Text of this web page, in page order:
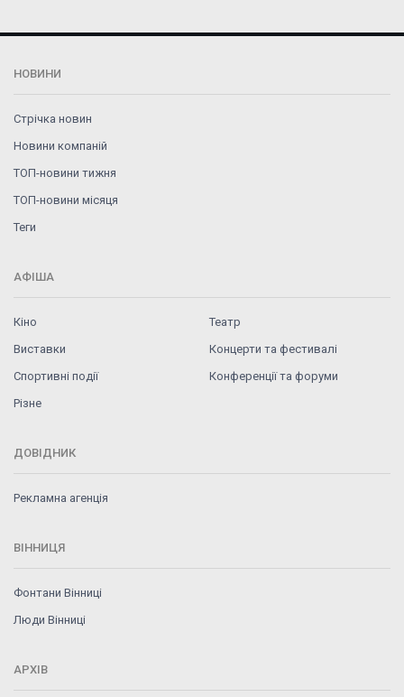
НОВИНИ
Стрічка новин
Новини компаній
ТОП-новини тижня
ТОП-новини місяця
Теги
АФІША
Кіно
Театр
Виставки
Концерти та фестивалі
Спортивні події
Конференції та форуми
Різне
ДОВІДНИК
Рекламна агенція
ВІННИЦЯ
Фонтани Вінниці
Люди Вінниці
АРХІВ